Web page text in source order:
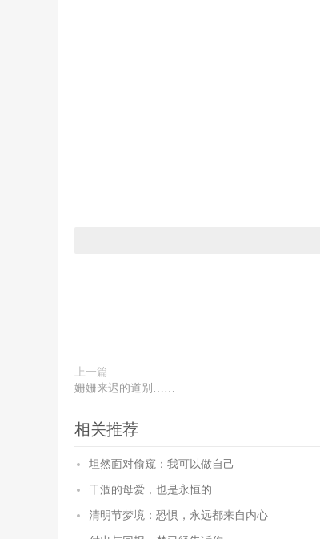
上一篇
姗姗来迟的道别……
相关推荐
坦然面对偷窥：我可以做自己
干涸的母爱，也是永恒的
清明节梦境：恐惧，永远都来自内心